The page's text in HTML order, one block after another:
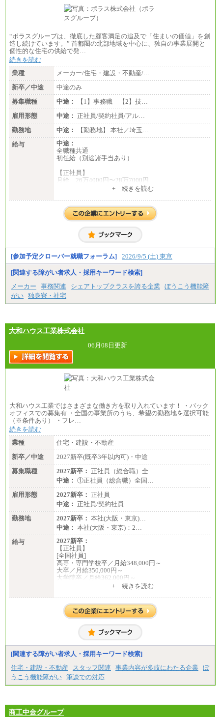
●基幹職（地域限定社員）
・大学・院卒／月給185,000 円～219,000 円 ※勤務地
により異なる。
〈大阪・兵庫〉209,000 円
〈愛知〉194,500 円 〈福岡〉1
85,000 円
地により異なる。
〈東京・神奈川〉210,000 円
〈大阪・兵庫〉200,000 円
〈愛知〉194,500 円 〈福
岡〉185,000円
※基本給のみ（地域手当なし）
※試用期間中も給与変更なし
中途：
【阪急交通社】
◆正社員/総合職
月給250,000円～(※1)、247,000円～(※2)、242,000円
～(※3)、239,000円～(※4)、237,000円～（※5）
（※1…36,000円、※2…33,000円、※3…28,000円、
※4…25,000円、※5…23,000円）
・試用期間中も給与変更なし
◆正社員/基幹職
〈東京・神奈川〉月給219,000 円～ 〈大阪・兵庫〉
月給209,000 円～
・一律地域手当なし
・試用期間中も給与変更なし
◆契約社員
月給187,500円～(※1)、184,000円～(※2)、180,500円
～(※3)、170,500～(※4)、168,000円～（※5）
※1…東京都、埼玉県、千葉県、神奈川県
※2…大阪府、京都府、兵庫県、滋賀県
※3…愛知県、静岡県
※4…北海道、宮城県、栃木県、群馬県、長野県、新
※5…青森県、鳥取県、島根県、愛媛県、高知県、大
分県、長崎県、熊本県、宮崎県、鹿児島県、沖縄
県、福島県、山形県
◆パート・アルバイト
時給制：最低時給額 1,050円～ ※勤務地により異な
る。
【エアサーブ】
・試用期間中も給与変更なし
“ポラスグループは、徹底した顧客満足の追及で「住まいの価値」を創
造し続けています。” 首都圏の北部地域を中心に、独自の事業展開と
個性的な住宅の供給で発…
続きを読む
業種
メーカー/住宅・建設・不動産/…
新卒／中途
中途のみ
募集職種
中途：
【1】事務職 【2】技…
雇用形態
中途： 正社員/契約社員/アル…
勤務地
中途：
【勤務地】 本社／埼玉…
給与
中途：
全職種共通
初任給（別途諸手当あり）
【正社員】
月給 26万4000円〜28万7000円
月給 21万6300円〜27万1200円
【アルバイト・パート・時給制】
神奈川/1,390円～、静岡/1,240円～、滋賀/1,220円
～、
愛知/1,290円～
※正社員・契約社員登用制度あり
※上記給与をベースにスキル・経験に応じて、決定
します。
※試用期間中も給与に変更はございません
+ 続きを読む
[参加予定クローバー就職フォーラム] 2026/9/5 (土) 東京
[関連する障がい者求人・採用キーワード検索]
メーカー
事務関連 シェアトップクラスを誇る企業
ぼうこう機能障
がい 独身寮・社宅
大和ハウス工業株式会社
06月08日更新
大和ハウス工業ではさまざまな働き方を取り入れています！ ・バック
オフィスでの募集有 ・全国の事業所のうち、希望の勤務地を選択可能
（※条件あり） ・フレ…
続きを読む
業種
住宅・建設・不動産
新卒／中途
2027新卒(既卒3年以内可)・中途
募集職種
2027新卒： 正社員（総合職）全…
中途： ①正社員（総合職）全国…
雇用形態
2027新卒： 正社員
中途： 正社員/契約社員
勤務地
2027新卒： 本社(大阪・東京)…
中途： 本社(大阪・東京)：2…
給与
2027新卒：
【正社員】
[全国社員]
高専・専門学校卒／月給348,000円～
大卒／月給350,000円～
大学院卒／月給362,000円～
[地域社員]月給295,000円～
【正社員】
[全国社員]月給348,000円～
[地域社員]月給295,000円～
【契約社員】月給200,000円～
+ 続きを読む
[関連する障がい者求人・採用キーワード検索]
住宅・建設・不動産
スタッフ関連 事業内容が多岐にわたる企業
ぼ
うこう機能障がい 筆談での対応
商工中金グループ